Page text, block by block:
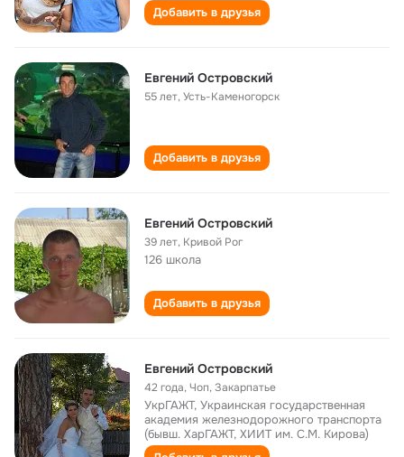
Добавить в друзья
Евгений Островский
55 лет,Усть-Каменогорск
Добавить в друзья
Евгений Островский
39 лет, Кривой Рог
126 школа
Добавить в друзья
Евгений Островский
42 года,Чоп, Закарпатье
УкрГАЖТ, Украинская государственная
академия железнодорожного транспорта
(бывш. ХарГАЖТ, ХИИТ им. С.М. Кирова)